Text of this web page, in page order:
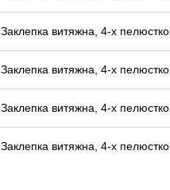
Заклепка витяжна, 4-х
Заклепка витяжна, 4-х
Заклепка витяжна, 4-х
Заклепка витяжна, 4-х